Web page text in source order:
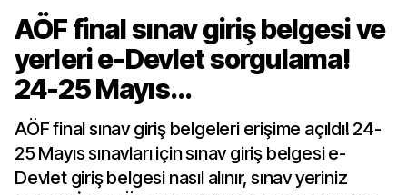
AÖF final sınav giriş belgesi ve
yerleri e-Devlet sorgulama!
24-25 Mayıs...
AÖF final sınav giriş belgeleri erişime açıldı! 24-
25 Mayıs sınavları için sınav giriş belgesi e-
Devlet giriş belgesi nasıl alınır, sınav yeriniz